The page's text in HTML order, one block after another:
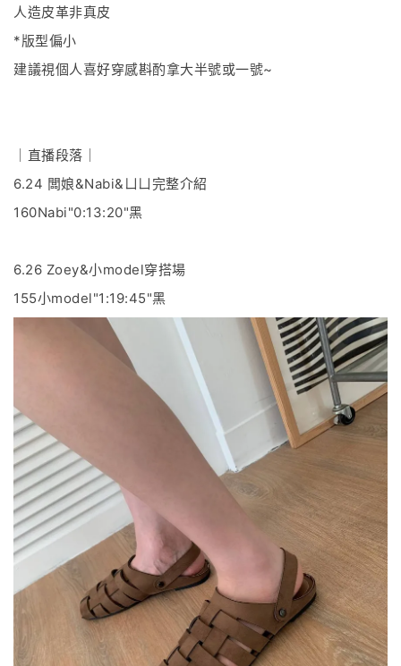
人造皮革非真皮
*版型偏小
建議視個人喜好穿感斟酌拿大半號或一號~
｜直播段落｜
6.24 闆娘&Nabi&ㄩㄩ完整介紹
160Nabi"0:13:20"黑
6.26 Zoey&小model穿搭場
155小model"1:19:45"黑